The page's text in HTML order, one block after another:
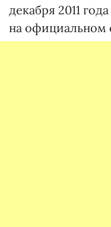
декабря 2011
на официальном